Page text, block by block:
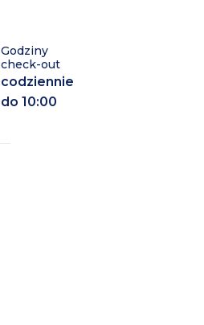
Godziny
check-out
codziennie
do 10:00